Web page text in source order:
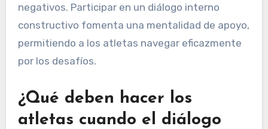
negativos. Participar en un diálogo interno
constructivo fomenta una mentalidad de apoyo,
permitiendo a los atletas navegar eficazmente
por los desafíos.
¿Qué deben hacer los
atletas cuando el diálogo